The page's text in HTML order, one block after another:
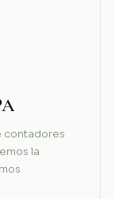
contadores
la